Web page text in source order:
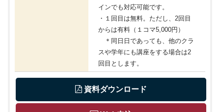
インでも対応可能です。
・１回目は無料。ただし、2回目
からは有料（１コマ5,000円）
＊同日日であっても、他のクラ
スや学年にも講座をする場合は2
回目とします。
資料ダウンロード